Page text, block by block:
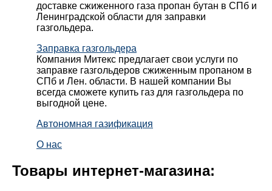
доставке сжиженного газа пропан бутан в СПб и
Ленинградской области для заправки
газгольдера.
Заправка газгольдера
Компания Митекс предлагает свои услуги по
заправке газгольдеров сжиженным пропаном в
СПб и Лен. области. В нашей компании Вы
всегда сможете купить газ для газгольдера по
выгодной цене.
Автономная газификация
О нас
Товары интернет-магазина: